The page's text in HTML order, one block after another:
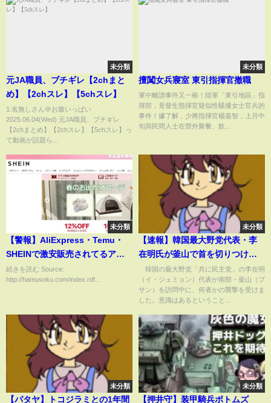
未分類
元JA職員、ブチギレ【2chまと
め】【2chスレ】【5chスレ】
1:名無しさん＠お腹いっぱい
2025.06.04(Wed) 元JA職員、ブチギレ
【2chまとめ】【2chスレ】【5chスレ】っ
て動画が話題ら...
未分類
擅闖女兵寢室 東引指揮官撤職
軍中離譜事件又一樁！陸軍「東引地區」指
揮部，竟發生指揮官疑似性騷擾女士官兵的
事件！據了解，少將指揮官楊嘉智，上月中
旬與民間人士在營外聚餐、飲...
未分類
【警報】AliExpress・Temu・
SHEINで激安販売されてるアク
セサリーや服 ゲロヤバかっ
た・・・
続きを読む Source:
http://hamusoku.com/index.rdf...
未分類
【速報】韓国最大野党代表・李
在明氏が釜山で首を切りつけら
れる 韓国メディア(2024年1月2
日)
韓国の最大野党「共に民主党」の李在明
（イ・ジェミョン）代表が南部・釜山（プ
サン）を訪問中に、何者かの襲撃を受けま
した。意識はあるということ...
未分類
【パタヤ】トコジラミとの1年間
未分類
【押井守】装甲騎兵ボトムズ